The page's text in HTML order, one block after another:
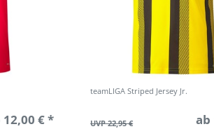
12,00 € *
teamLIGA Striped Jersey Jr.
UVP 22,95 € ab